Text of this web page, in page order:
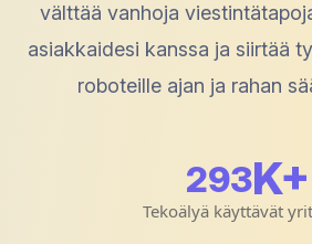
välttää vanhoja
asiakkaidesi kanssa ja siirtää
roboteille ajan ja rahan
300K+
Tekoälyä käyttävät